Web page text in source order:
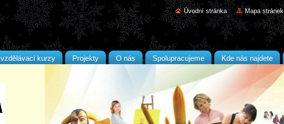
Úvodní stránka Mapa stránek
vzdělávací kurzy Projekty O nás Spolupracujeme Kde nás najdete